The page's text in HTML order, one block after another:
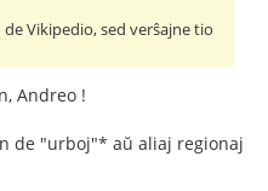
Vikipedio, sed verŝajne tio
Andreo !
de "urboj"* aŭ aliaj regionaj